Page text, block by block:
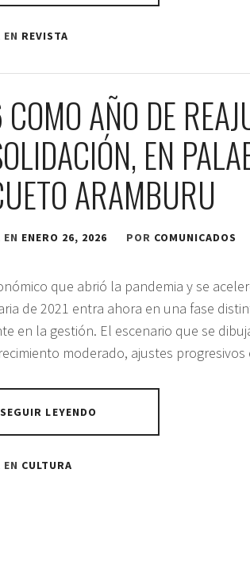
REVISTA
AÑO DE
EN
ARAMBURU
ENERO 26, 2026 POR COMUNICADOS
que abrió la pandemia y se
de 2021 entra ahora en una fase
en la gestión. El escenario que se
moderado, ajustes
SEGUIR LEYENDO
CULTURA